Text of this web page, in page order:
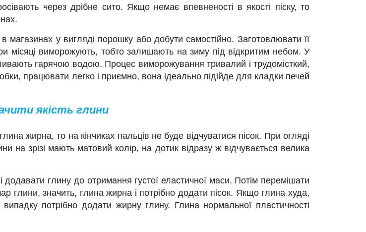
через дрібне сито. Якщо немає впевненості в якості піску, то
у вигляді порошку або добути самостійно. Заготовлювати її
місяці виморожують, тобто залишають на зиму під відкритим небом. У
гарячою водою. Процес виморожування тривалий і трудомісткий,
працювати легко і приємно, вона ідеально підійде для кладки печей
якість глини
жирна, то на кінчиках пальців не буде відчуватися пісок. При огляді
на зрізі мають матовий колір, на дотик відразу ж відчувається велика
додавати глину до отримання густої еластичної маси. Потім перемішати
глини, значить, глина жирна і потрібно додати пісок. Якщо глина худа,
потрібно додати жирну глину. Глина нормальної пластичності